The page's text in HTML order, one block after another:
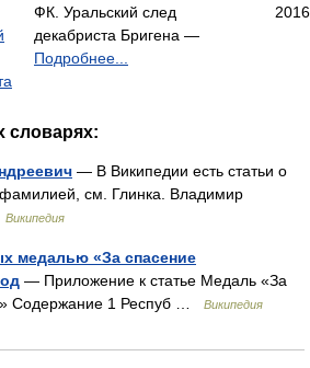
ФК. Уральский след
декабриста Бригена —
Подробнее...
2016
словарях:
— В Википедии есть статьи о
фамилией, см. Глинка. Владимир
Википедия
медалью «За спасение
— Приложение к статье Медаль «За
Содержание 1 Респуб …
Википедия